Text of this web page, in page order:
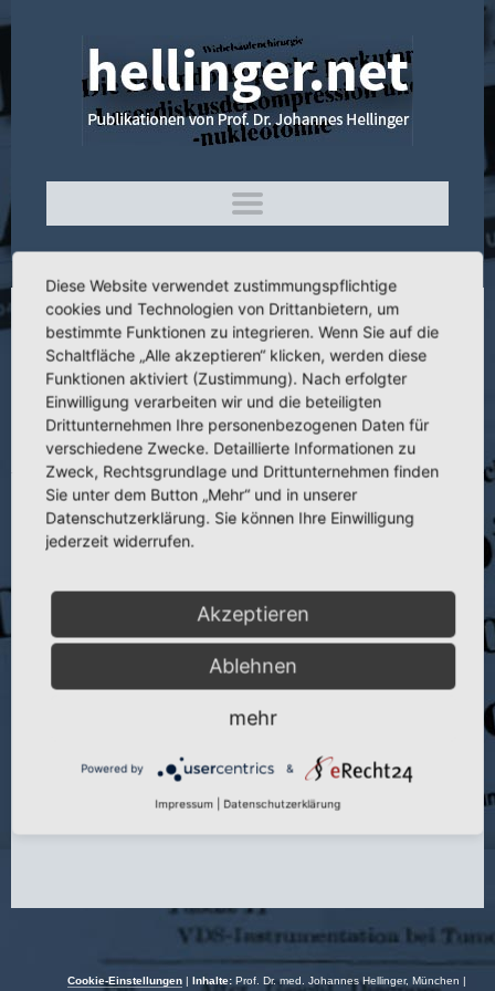
4.338 Die nonendoskopische perkutane
Laserdiskusdekompression und –
nukleotomie mit dem Neodym-YAG-1074
nm zur Behandlung vertebragener
diskogener Schmerzsyndrome
Titel:
vertebragener diskogener Schmerzsyndrome
Veranstaltung:
Cookie-Einstellungen | Inhalte: Prof. Dr. med. Johannes Hellinger, München |
Diese Website verwendet zustimmungspflichtige
cookies und Technologien von Drittanbietern, um
bestimmte Funktionen zu integrieren. Wenn Sie auf die
Schaltfläche „Alle akzeptieren“ klicken, werden diese
Funktionen aktiviert (Zustimmung). Nach erfolgter
Einwilligung verarbeiten wir und die beteiligten
Drittunternehmen Ihre personenbezogenen Daten für
verschiedene Zwecke. Detaillierte Informationen zu
Zweck, Rechtsgrundlage und Drittunternehmen finden
Sie unter dem Button „Mehr“ und in unserer
Datenschutzerklärung. Sie können Ihre Einwilligung
jederzeit widerrufen.
Akzeptieren
Ablehnen
mehr
Powered by &
Impressum Datenschutzerklärung